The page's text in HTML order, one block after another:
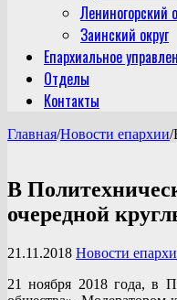
Лениногорский
Заинский округ
Епархиальное
Отделы
Контакты
Главная/Новости епархии/
В
очередной
21.11.2018 Новости
21 ноября 2018 года, в